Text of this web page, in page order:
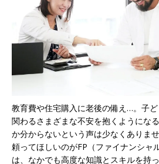
教育費や住宅購入に老後の備え…。子
関わるさまざまな不安を抱くようにな
か分からないという声は少なくありま
頼ってほしいのがFP（ファイナンシャ
は、なかでも高度な知識とスキルを持